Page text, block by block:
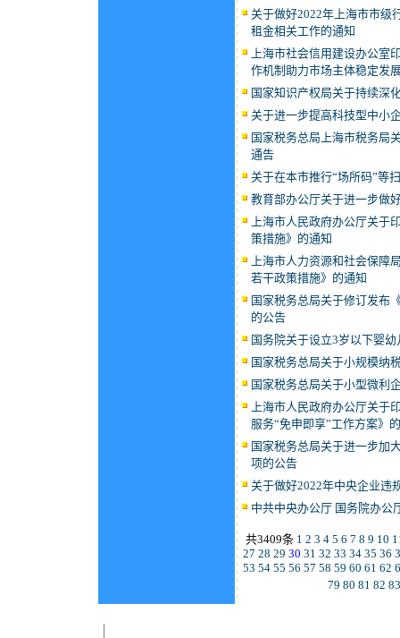
关于做好2022年上海市市级
租金相关工作的通知
上海市社会信用建设办公室
作机制助力市场主体稳定发
国家知识产权局关于持续深
关于进一步提高科技型中小
国家税务总局上海市税务局
通告
关于在本市推行“场所码”等
教育部办公厅关于进一步做
上海市人民政府办公厅关于
策措施》的通知
上海市人力资源和社会保障
若干政策措施》的通知
国家税务总局关于修订发布
的公告
国务院关于设立3岁以下婴
国家税务总局关于小规模纳
国家税务总局关于小型微利
上海市人民政府办公厅关于
服务“免申即享”工作方案》
国家税务总局关于进一步加
项的公告
关于做好2022年中央企业违
中共中央办公厅 国务院办公
共3409条 1 2 3 4 5 6 7 8 9 10
27 28 29 30 31 32 33 34 35 36
53 54 55 56 57 58 59 60 61 62
79 80 81 82 83